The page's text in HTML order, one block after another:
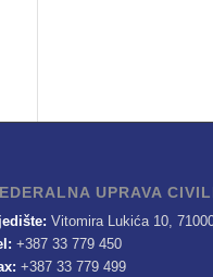
UPRAVA
Vitomira Lukića 10,
+387 33 779 450
+387 33 779 499